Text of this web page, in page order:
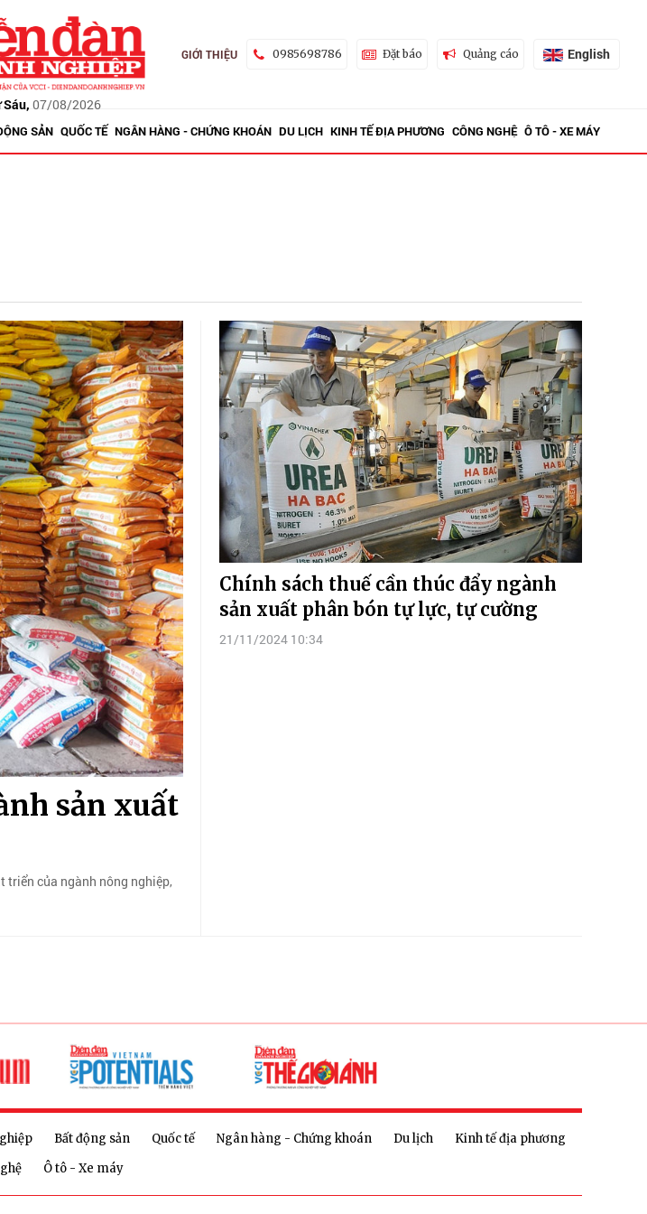
Sáu, 07/08/2026
GIỚI THIỆU 0985698786 Đặt báo Quảng cáo English
SẢN QUỐC TẾ NGÂN HÀNG - CHỨNG KHOÁN DU LỊCH KINH TẾ ĐỊA PHƯƠNG CÔNG NGHỆ Ô TÔ - XE MÁY
sản xuất
triển của ngành nông nghiệp,
Chính sách thuế cần thúc đẩy ngành
sản xuất phân bón tự lực, tự cường
21/11/2024 10:34
Bất động sản Quốc tế Ngân hàng - Chứng khoán Du lịch
Kinh tế địa phương
Ô tô - Xe máy